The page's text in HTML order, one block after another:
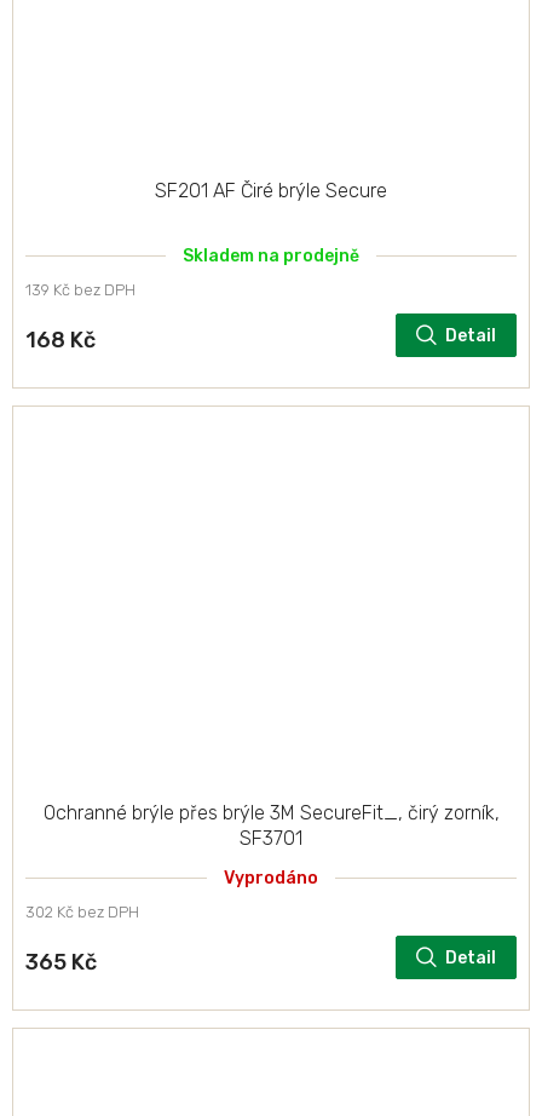
SF201 AF Čiré brýle Secure
Skladem na prodejně
139 Kč bez DPH
168 Kč Detail
Ochranné brýle přes brýle 3M SecureFit_, čirý zorník,
SF3701
Vyprodáno
302 Kč bez DPH
365 Kč Detail